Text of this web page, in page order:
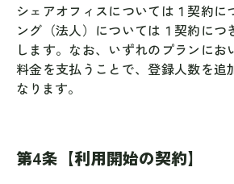
シェアオフィスについては１契約に
ング（法人）については１契約につ
します。なお、いずれのプランにお
料金を支払うことで、登録人数を追
なります。
第4条【利用開始の契約】